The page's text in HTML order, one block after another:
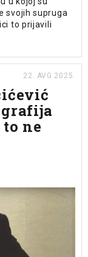
svojih supruga
to prijavili
22. AVG 2025.
ne